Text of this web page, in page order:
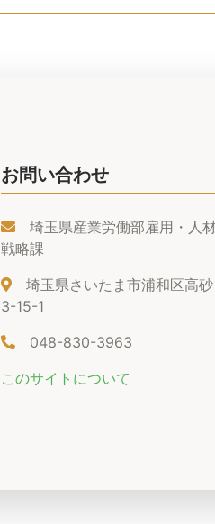
お問い合わせ
埼玉県産業労働部雇用・人
戦略課
埼玉県さいたま市浦和区高砂
3-15-1
048-830-3963
このサイトについて